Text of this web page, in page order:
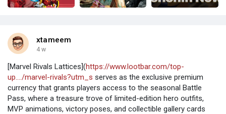
xtameem
4 w
[Marvel Rivals Lattices](https://www.lootbar.com/top-
up..../marvel-rivals?utm_s serves as the exclusive premium
currency that grants players access to the seasonal Battle
Pass, where a treasure trove of limited-edition hero outfits,
MVP animations, victory poses, and collectible gallery cards